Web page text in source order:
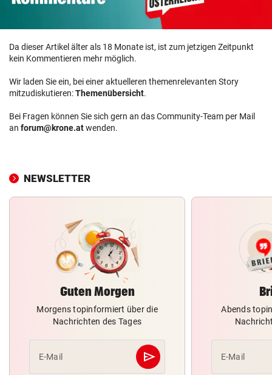
Da dieser Artikel älter als 18 Monate ist, ist zum jetzigen Zeitpunkt
kein Kommentieren mehr möglich.
Wir laden Sie ein, bei einer aktuelleren themenrelevanten Story
mitzudiskutieren:Themenübersicht.
Bei Fragen können Sie sich gern an das Community-Team per Mail
an forum@krone.atwenden.
NEWSLETTER
Guten Morgen
Morgens topinformiert über die
Nachrichten des Tages
E-Mail send
Abschicken
Abends
E-Mail